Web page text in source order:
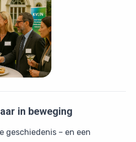
in beweging
geschiedenis – en een